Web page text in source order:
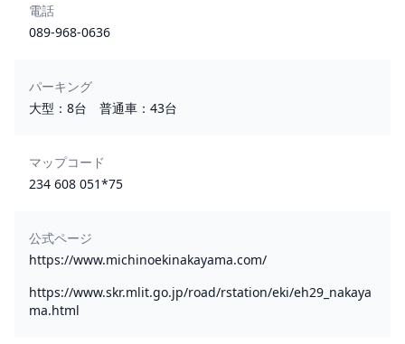
電話
089-968-0636
パーキング
大型：8台 普通車：43台
マップコード
234 608 051*75
公式ページ
https://www.michinoekinakayama.com/
https://www.skr.mlit.go.jp/road/rstation/eki/eh29_nakaya
ma.html